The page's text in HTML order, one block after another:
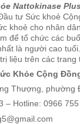
Nattokinase
tư Sức khoẻ
khoẻ cho nhân
để tổ chức các
là người cao
liệu trên các
Khỏe Cộng
Thượng, phường
– Hotline: 0966